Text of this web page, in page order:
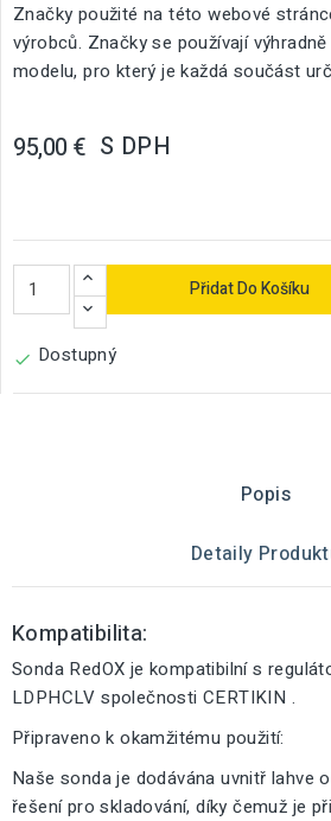
Značky použité na této webové
výrobců. Značky se používají
modelu, pro který je každá součást
95,00 € S DPH
Přidat Do Košíku
 Dostupný
Popis
Detaily
Kompatibilita:
Sonda RedOX je kompatibilní s
LDPHCLV společnosti CERTIKIN .
Připraveno k okamžitému použití:
Naše sonda je dodávána uvnitř lahve
řešení pro skladování, díky čemuž je